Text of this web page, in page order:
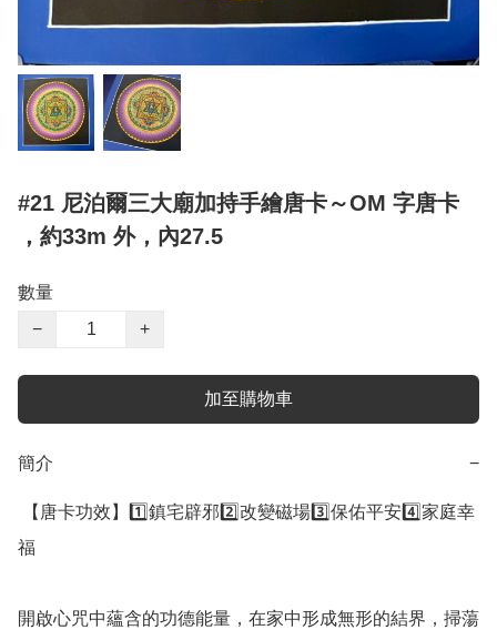
#21 尼泊爾三大廟加持手繪唐卡～OM 字唐卡
，約33m 外，內27.5
數量
−
+
加至購物車
簡介 −
福
開啟心咒中蘊含的功德能量，在家中形成無形的結界，掃蕩